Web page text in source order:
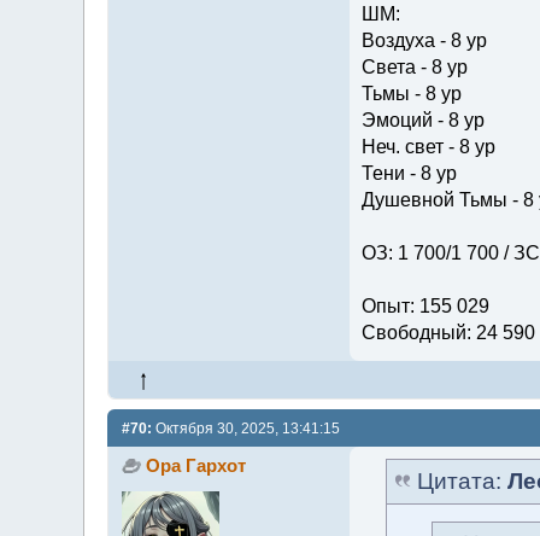
ШМ:
Воздуха - 8 ур
Света - 8 ур
Тьмы - 8 ур
Эмоций - 8 ур
Неч. свет - 8 ур
Тени - 8 ур
Душевной Тьмы - 8
ОЗ: 1 700/1 700 /
Опыт: 155 029
Свободный: 24 590
#70: Октября 30, 2025, 13:41:15
Ора Гархот
Цитата: